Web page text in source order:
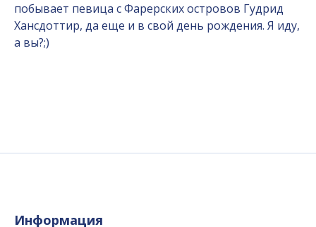
побывает певица с Фарерских островов Гудрид
Хансдоттир, да еще и в свой день рождения. Я иду,
а вы?;)
Информация